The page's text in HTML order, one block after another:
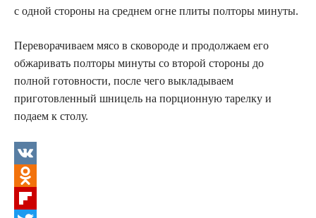
с одной стороны на среднем огне плиты полторы минуты.
Переворачиваем мясо в сковороде и продолжаем его
обжаривать полторы минуты со второй стороны до
полной готовности, после чего выкладываем
приготовленный шницель на порционную тарелку и
подаем к столу.
V